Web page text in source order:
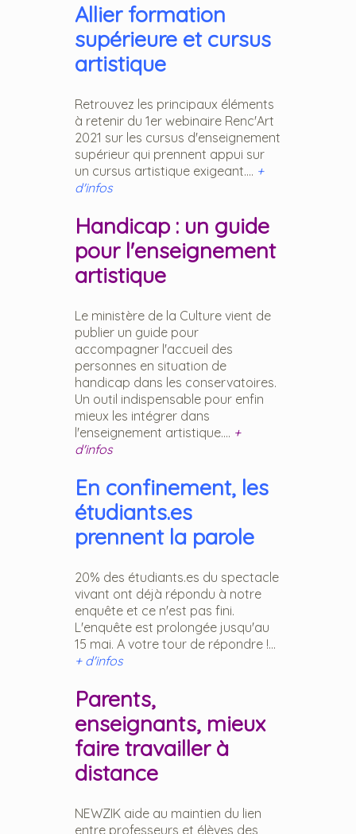
Allier formation
supérieure et cursus
artistique
Retrouvez les principaux éléments
à retenir du 1er webinaire Renc'Art
2021 sur les cursus d'enseignement
supérieur qui prennent appui sur
un cursus artistique exigeant.... +
d'infos
Handicap : un guide
pour l'enseignement
artistique
Le ministère de la Culture vient de
publier un guide pour
accompagner l'accueil des
personnes en situation de
handicap dans les conservatoires.
Un outil indispensable pour enfin
mieux les intégrer dans
l'enseignement artistique.... +
d'infos
En confinement, les
étudiants.es
prennent la parole
20% des étudiants.es du spectacle
vivant ont déjà répondu à notre
enquête et ce n'est pas fini.
L'enquête est prolongée jusqu'au
15 mai. A votre tour de répondre !...
+ d'infos
Parents,
enseignants, mieux
faire travailler à
distance
NEWZIK aide au maintien du lien
entre professeurs et élèves des